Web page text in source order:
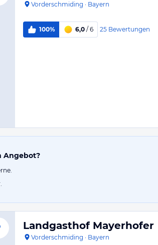
Vorderschmiding · Bayern
100% 6,0 / 6 25 Bewertungen
Angebot?
Landgasthof Mayerhofer
Vorderschmiding · Bayern